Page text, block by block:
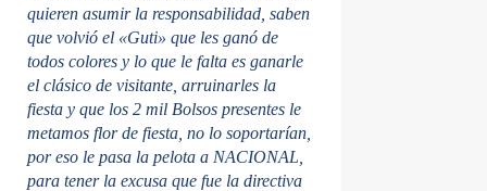
quieren asumir la responsabilidad, saben
que volvió el «Guti» que les ganó de
todos colores y lo que le falta es ganarle
el clásico de visitante, arruinarles la
fiesta y que los 2 mil Bolsos presentes le
metamos flor de fiesta, no lo soportarían,
por eso le pasa la pelota a NACIONAL,
para tener la excusa que fue la directiva